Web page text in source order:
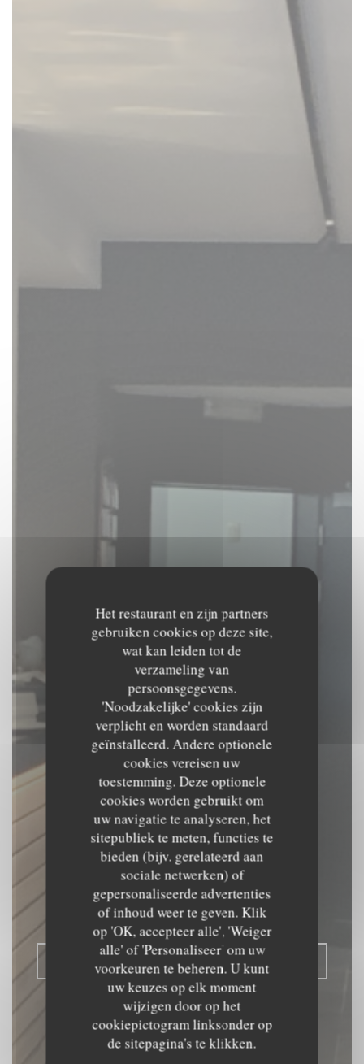
Het restaurant en zijn partners
gebruiken cookies op deze site,
wat kan leiden tot de
verzameling van
persoonsgegevens.
'Noodzakelijke' cookies zijn
verplicht en worden standaard
geïnstalleerd. Andere optionele
cookies vereisen uw
toestemming. Deze optionele
cookies worden gebruikt om
uw navigatie te analyseren, het
sitepubliek te meten, functies te
bieden (bijv. gerelateerd aan
sociale netwerken) of
gepersonaliseerde advertenties
of inhoud weer te geven. Klik
op 'OK, accepteer alle', 'Weiger
alle' of 'Personaliseer' om uw
voorkeuren te beheren. U kunt
uw keuzes op elk moment
wijzigen door op het
cookiepictogram linksonder op
de sitepagina's te klikken.
Le Beffroi
TRADITIONEEL RESTAURANT
TOURNAI
RESERVEER EEN TAFEL